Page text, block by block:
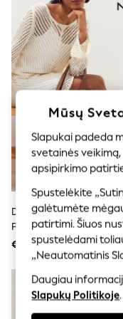
Shorts
Joggers
adidas
Nike
All Girls
Shoes
Dresses
Skirts
Polo Shirts
Sweatshirts
Cardigans
Underwear
Socks &
Multipacks
All Girls
Trainers &
Swimwear
Tops
Leggings
Shorts
Joggers
Daugiaspalvis Dryžuotas
Paplūdimio Krepšys
€18
Mūsų
Slapukai padeda
svetainės
apsipirkimo
Spustelėkite
galėtumėte
patirtimi. Šiuos
spustelėdami
„Neautomatinis
Daugiau
Slapukų Politikoje.